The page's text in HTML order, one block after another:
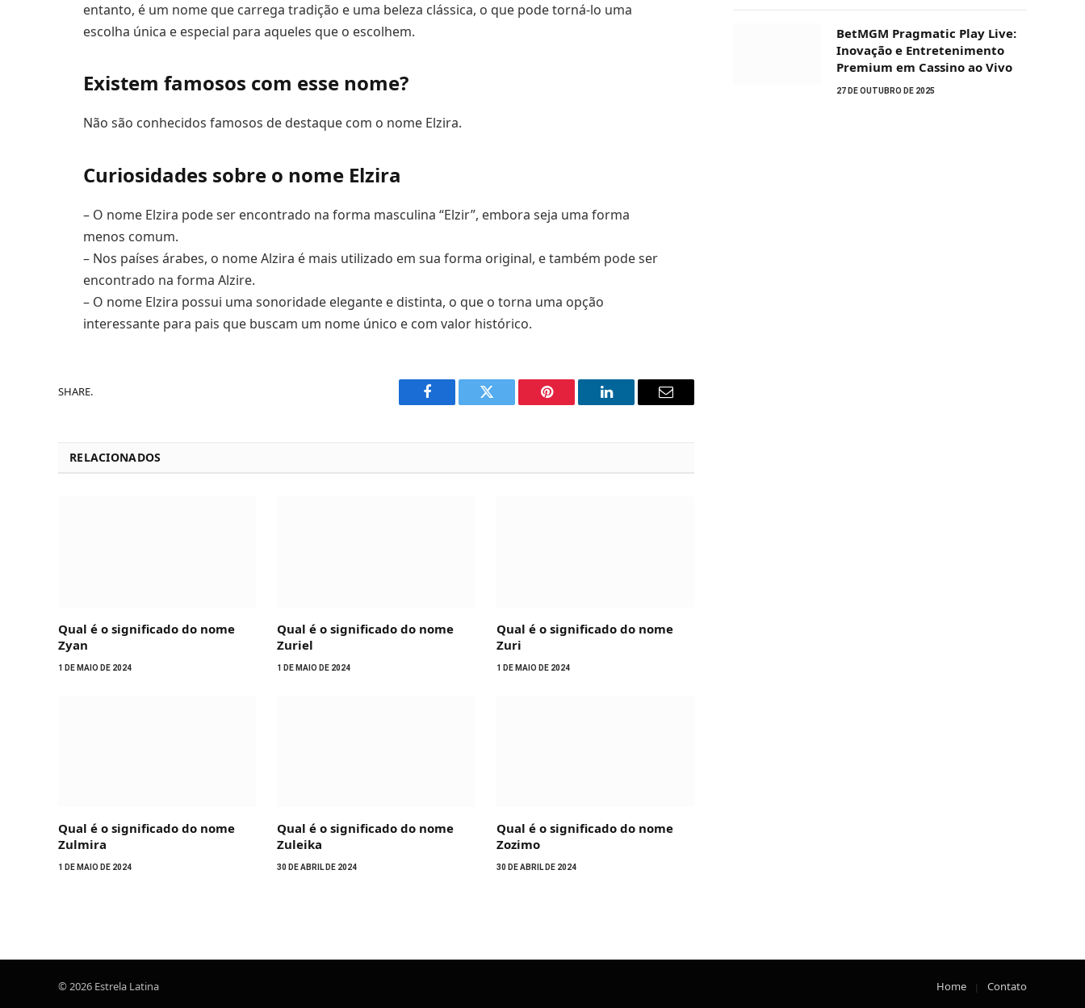
entanto, é um nome que carrega tradição e uma beleza clássica, o que pode torná-lo uma
escolha única e especial para aqueles que o escolhem.
Existem famosos com esse nome?
Não são conhecidos famosos de destaque com o nome Elzira.
Curiosidades sobre o nome Elzira
– O nome Elzira pode ser encontrado na forma masculina “Elzir”, embora seja uma forma
menos comum.
– Nos países árabes, o nome Alzira é mais utilizado em sua forma original, e também pode ser
encontrado na forma Alzire.
– O nome Elzira possui uma sonoridade elegante e distinta, o que o torna uma opção
interessante para pais que buscam um nome único e com valor histórico.
SHARE.
Facebook Twitter Pinterest LinkedIn Email
RELACIONADOS
Qual é o significado do nome
Zyan
1 DE MAIO DE 2024
Qual é o significado do nome
Zuriel
1 DE MAIO DE 2024
Qual é o significado do nome
Zuri
1 DE MAIO DE 2024
Qual é o significado do nome
Zulmira
1 DE MAIO DE 2024
Qual é o significado do nome
Zuleika
30 DE ABRIL DE 2024
Qual é o significado do nome
Zozimo
30 DE ABRIL DE 2024
BetMGM Pragmatic Play Live:
Inovação e Entretenimento
Premium em Cassino ao Vivo
27 DE OUTUBRO DE 2025
© 2026 Estrela Latina Home Contato